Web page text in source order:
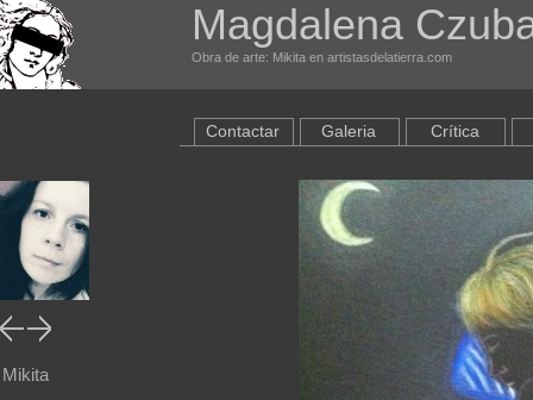
Magdalena
Obra de arte: Mikita en artistasdelatierra.com
Mikita
Contactar Galeria Crítica